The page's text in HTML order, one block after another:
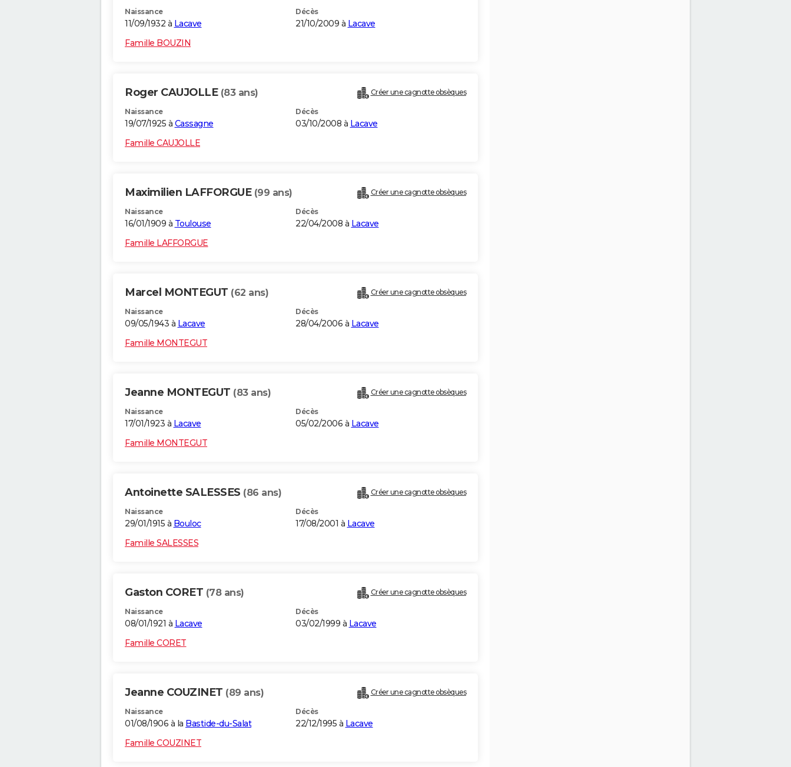
Naissance
11/09/1932 à Lacave
Décès
21/10/2009 à Lacave
Famille BOUZIN
Roger CAUJOLLE (83 ans) Créer une cagnotte obsèques
Naissance
19/07/1925 à Cassagne
Décès
03/10/2008 à Lacave
Famille CAUJOLLE
Maximilien LAFFORGUE (99 ans) Créer une cagnotte obsèques
Naissance
16/01/1909 à Toulouse
Décès
22/04/2008 à Lacave
Famille LAFFORGUE
Marcel MONTEGUT (62 ans) Créer une cagnotte obsèques
Naissance
09/05/1943 à Lacave
Décès
28/04/2006 à Lacave
Famille MONTEGUT
Jeanne MONTEGUT (83 ans) Créer une cagnotte obsèques
Naissance
17/01/1923 à Lacave
Décès
05/02/2006 à Lacave
Famille MONTEGUT
Antoinette SALESSES (86 ans) Créer une cagnotte obsèques
Naissance
29/01/1915 à Bouloc
Décès
17/08/2001 à Lacave
Famille SALESSES
Gaston CORET (78 ans) Créer une cagnotte obsèques
Naissance
08/01/1921 à Lacave
Décès
03/02/1999 à Lacave
Famille CORET
Jeanne COUZINET (89 ans) Créer une cagnotte obsèques
Naissance
01/08/1906 à la Bastide-du-Salat
Décès
22/12/1995 à Lacave
Famille COUZINET